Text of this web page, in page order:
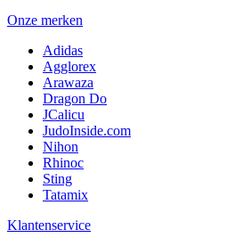
Onze merken
Adidas
Agglorex
Arawaza
Dragon Do
JCalicu
JudoInside.com
Nihon
Rhinoc
Sting
Tatamix
Klantenservice